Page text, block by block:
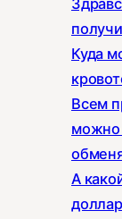
Куда
Всем
можно
А